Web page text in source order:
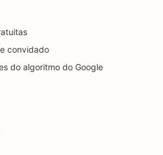
de limpeza
de consultoria
cosméticos
convidado
do algoritmo do Google